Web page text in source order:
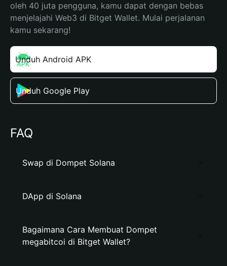
oleh 40 juta pengguna, kamu dapat dengan bebas
menjelajahi Web3 di Bitget Wallet. Mulai perjalanan
kamu sekarang!
Unduh Android APK
Unduh Google Play
FAQ
Swap di Dompet Solana
DApp di Solana
Bagaimana Cara Membuat Dompet
megabitcoi di Bitget Wallet?